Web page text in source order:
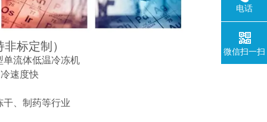
标定制）
单流体低温冷冻机
速度快
干、制药等行业
电话
微信扫一扫